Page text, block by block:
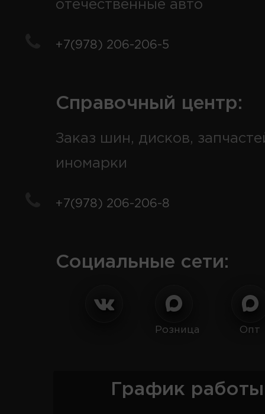
отечественные авто
+7(978) 206-206-5
Справочный центр:
Заказ шин, дисков,
иномарки
+7(978) 206-206-8
Социальные сети:
Розница Опт
График